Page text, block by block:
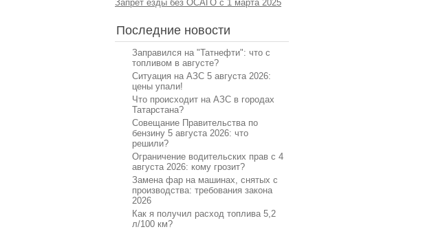
Запрет езды без ОСАГО с 1 марта 2025
Последние новости
Заправился на "Татнефти": что с
топливом в августе?
Ситуация на АЗС 5 августа 2026:
цены упали!
Что происходит на АЗС в городах
Татарстана?
Совещание Правительства по
бензину 5 августа 2026: что
решили?
Ограничение водительских прав с 4
августа 2026: кому грозит?
Замена фар на машинах, снятых с
производства: требования закона
2026
Как я получил расход топлива 5,2
л/100 км?